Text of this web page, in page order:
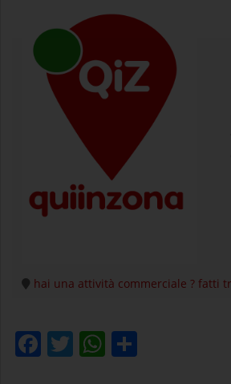
hai una attività commerciale ? fatti
Facebook
TwitterWhatsApp